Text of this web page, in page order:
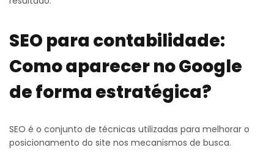
SEO para contabilidade:
Como aparecer no Google
de forma estratégica?
SEO é o conjunto de técnicas utilizadas para melhorar o
posicionamento do site nos mecanismos de busca.